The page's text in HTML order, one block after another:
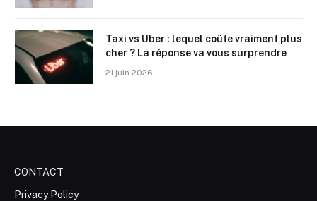
Taxi vs Uber : lequel coûte vraiment plus
cher ? La réponse va vous surprendre
21 juin 2026
CONTACT
Privacy Policy